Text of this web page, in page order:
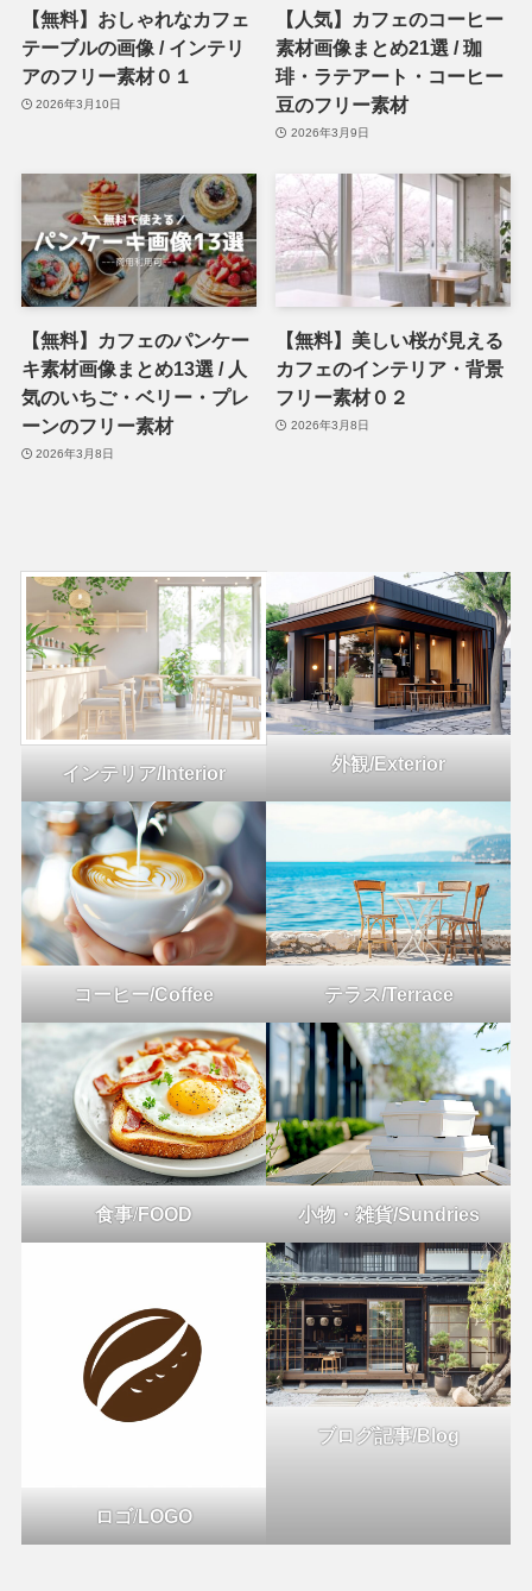
【無料】おしゃれなカフェ
テーブルの画像 / インテリ
アのフリー素材０１
2026年3月10日
【人気】カフェのコーヒー
素材画像まとめ21選 / 珈
琲・ラテアート・コーヒー
豆のフリー素材
2026年3月9日
【無料】カフェのパンケー
キ素材画像まとめ13選 / 人
気のいちご・ベリー・プレ
ーンのフリー素材
2026年3月8日
【無料】美しい桜が見える
カフェのインテリア・背景
フリー素材０２
2026年3月8日
インテリア/Interior 外観/Exterior
コーヒー/Coffee テラス/Terrace
食事/FOOD 小物・雑貨/Sundries
ロゴ/LOGO
ブログ記事/Blog